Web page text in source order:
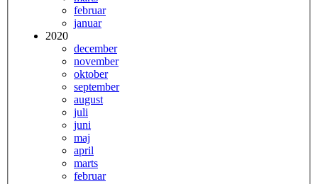
februar
januar
2020
december
november
oktober
september
august
juli
juni
maj
april
marts
februar